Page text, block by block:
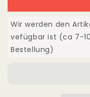
30&quot;
75cm
Deep
Wave
75cm
Deep
Wave
Wir werden den
vefügbar ist (ca 7-
Bestellung)